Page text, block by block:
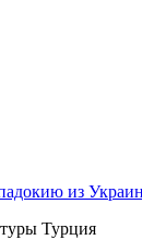
из
Турция